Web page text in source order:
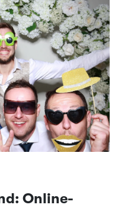
Online-